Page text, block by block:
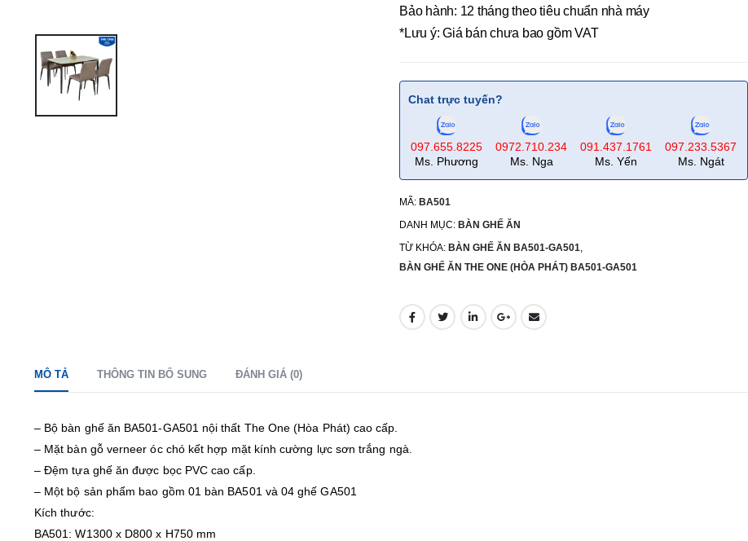
Bảo hành: 12 tháng theo tiêu chuẩn nhà máy
*Lưu ý: Giá bán chưa bao gồm VAT
Chat trực tuyến?
097.655.8225
Ms. Phương
0972.710.234
Ms. Nga
091.437.1761
Ms. Yến
097.233.5367
Ms. Ngát
MÃ: BA501
DANH MỤC: BÀN GHẾ ĂN
TỪ KHÓA: BÀN GHẾ ĂN BA501-GA501
BÀN GHẾ ĂN THE ONE (HÒA PHÁT) BA501-GA501
MÔ TẢ THÔNG TIN BỔ SUNG ĐÁNH GIÁ (0)
– Bộ bàn ghế ăn BA501-GA501 nội thất The One (Hòa Phát) cao cấp.
– Mặt bàn gỗ verneer óc chó kết hợp mặt kính cường lực sơn trắng ngà.
– Đệm tựa ghế ăn được bọc PVC cao cấp.
– Một bộ sản phẩm bao gồm 01 bàn BA501 và 04 ghế GA501
Kích thước:
BA501: W1300 x D800 x H750 mm